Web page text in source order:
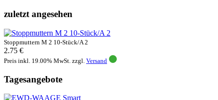
zuletzt angesehen
Stoppmuttern M 2 10-Stück/A 2
2.75 €
Preis inkl. 19.00% MwSt. zzgl. Versand
Tagesangebote